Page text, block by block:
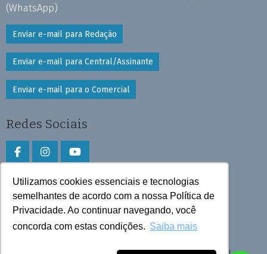
Utilizamos cookies essenciais e tecnologias
semelhantes de acordo com a nossa Política de
Privacidade. Ao continuar navegando, você
concorda com estas condições. Saiba mais
(WhatsApp)
Enviar e-mail para Redação
Enviar e-mail para Central/Assinante
Enviar e-mail para o Comercial
Redes Sociais
Faça download do aplicativo
Play Store e App Store